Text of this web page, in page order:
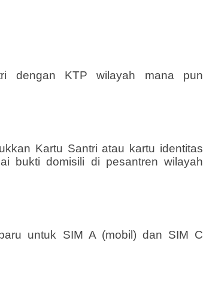
dengan KTP wilayah mana pun
Kartu Santri atau kartu identitas
bukti domisili di pesantren wilayah
untuk SIM A (mobil) dan SIM C